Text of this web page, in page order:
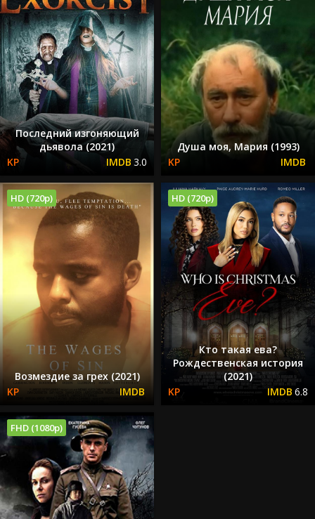
Последний изгоняющий
дьявола (2021)
3.0
Душа моя, Мария (1993)
HD (720p)
Возмездие за грех (2021)
HD (720p)
Кто такая ева?
Рождественская история
(2021)
6.8
FHD (1080p)